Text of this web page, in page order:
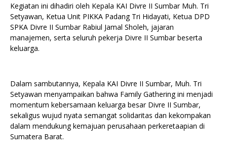
Kegiatan ini dihadiri oleh Kepala KAI Divre II Sumbar Muh. Tri
Setyawan, Ketua Unit PIKKA Padang Tri Hidayati, Ketua DPD
SPKA Divre II Sumbar Rabiul Jamal Sholeh, jajaran
manajemen, serta seluruh pekerja Divre II Sumbar beserta
keluarga.
Dalam sambutannya, Kepala KAI Divre II Sumbar, Muh. Tri
Setyawan menyampaikan bahwa Family Gathering ini menjadi
momentum kebersamaan keluarga besar Divre II Sumbar,
sekaligus wujud nyata semangat solidaritas dan kekompakan
dalam mendukung kemajuan perusahaan perkeretaapian di
Sumatera Barat.